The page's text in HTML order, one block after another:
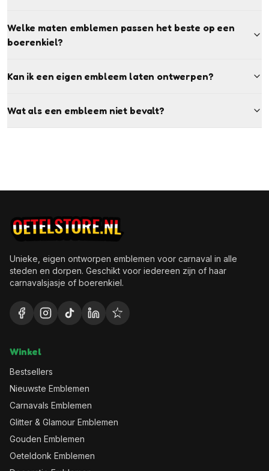
Welke maten emblemen passen het beste op een
boerenkiel?
Kan ik een eigen embleem laten ontwerpen?
Wat als een embleem niet bevalt?
Unieke, eigen ontworpen emblemen voor carnaval in alle
steden en dorpen. Geschikt voor iedereen zijn of haar
carnavalsjasje of boerenkiel.
Winkel
Bestsellers
Nieuwste Emblemen
Carnavals Emblemen
Glitter & Glamour Emblemen
Gouden Emblemen
Oeteldonk Emblemen